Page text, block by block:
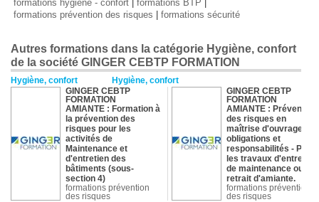
formations hygiène - confort formations BTP
formations prévention des risques
formations sécurité
Autres formations dans la catégorie Hygiène, confort
de la société GINGER CEBTP FORMATION
Hygiène, confort
Hygiène, confort
GINGER CEBTP
FORMATION
AMIANTE : Formation à
la prévention des
risques pour les
activités de
Maintenance et
d'entretien des
bâtiments (sous-
section 4)
formations prévention
des risques
GINGER CEBTP
FORMATION
AMIANTE : Prévention
des risques en
maîtrise d'ouvrage,
obligations et
responsabilités - Pour
les travaux d'entretien,
de maintenance ou de
retrait d'amiante.
formations prévention
des risques